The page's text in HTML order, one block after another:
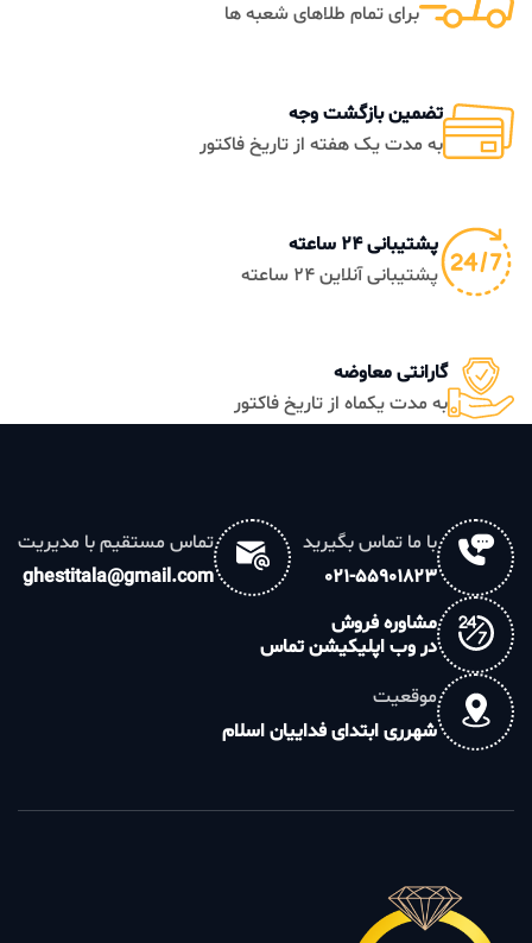
برای تمام طلاهای شعبه ها
تضمین بازگشت وجه
به مدت یک هفته از تاریخ فاکتور
پشتیبانی 24 ساعته
پشتیبانی آنلاین 24 ساعته
گارانتی معاوضه
به مدت یکماه از تاریخ فاکتور
با ما تماس بگیرید
021-55901823
تماس مستقیم با مدیریت
ghestitala@gmail.com
مشاوره فروش
در وب اپلیکیشن تماس
موقعیت
شهرری ابتدای فداییان اسلام